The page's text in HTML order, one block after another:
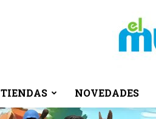
TIENDAS NOVEDADES